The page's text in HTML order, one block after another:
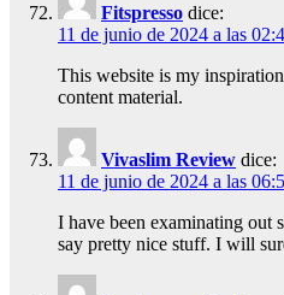
Fitspresso dice:
11 de junio de 2024 a las
This website is my
content material.
Vivaslim Review dice:
11 de junio de 2024 a las
I have been examinating out
say pretty nice stuff. I will